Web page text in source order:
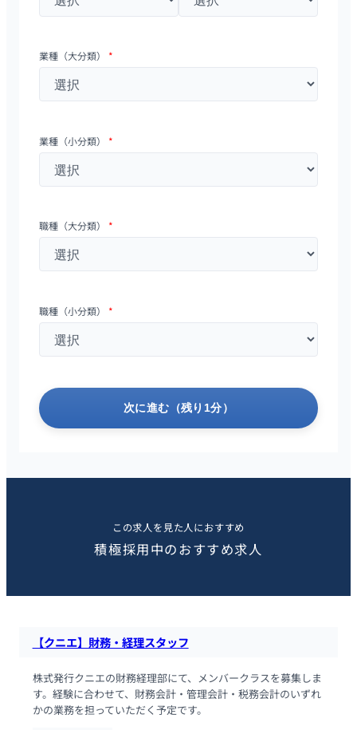
業種（大分類） *
業種（小分類） *
職種（大分類） *
職種（小分類） *
次に進む（残り1分）
この求人を見た人におすすめ
積極採用中のおすすめ求人
【クニエ】財務・経理スタッフ
株式発行クニエの財務経理部にて、メンバークラスを募集しま
す。経験に合わせて、財務会計・管理会計・税務会計のいずれ
かの業務を担っていただく予定です。